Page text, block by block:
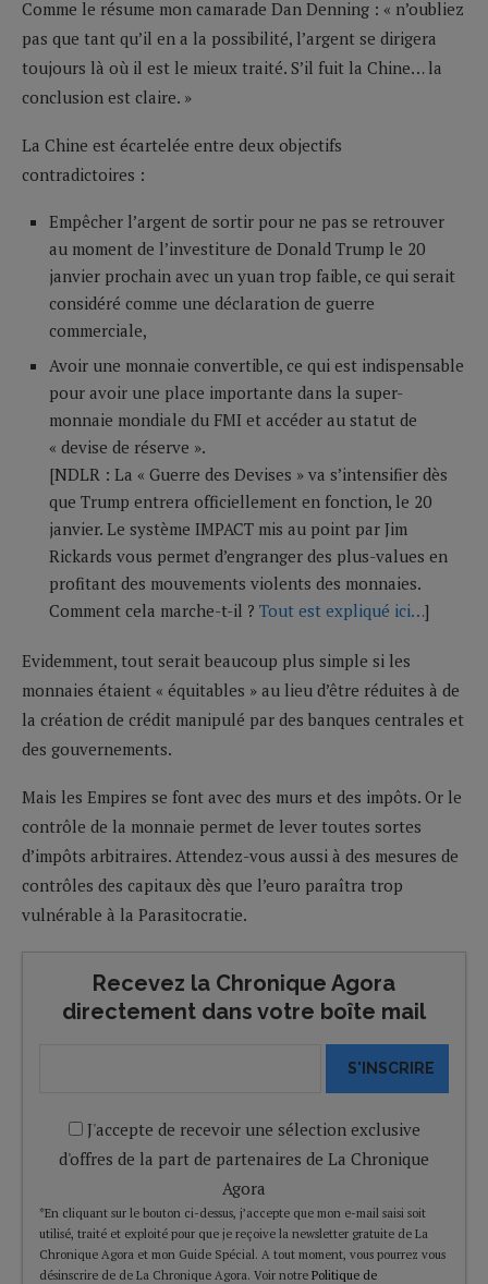
Comme le résume mon camarade Dan Denning : « n’oubliez
pas que tant qu’il en a la possibilité, l’argent se dirigera
toujours là où il est le mieux traité. S’il fuit la Chine… la
conclusion est claire. »
La Chine est écartelée entre deux objectifs
contradictoires :
Empêcher l’argent de sortir pour ne pas se retrouver
au moment de l’investiture de Donald Trump le 20
janvier prochain avec un yuan trop faible, ce qui serait
considéré comme une déclaration de guerre
commerciale,
Avoir une monnaie convertible, ce qui est indispensable
pour avoir une place importante dans la super-
monnaie mondiale du FMI et accéder au statut de
« devise de réserve ».
[NDLR : La « Guerre des Devises » va s’intensifier dès
que Trump entrera officiellement en fonction, le 20
janvier. Le système IMPACT mis au point par Jim
Rickards vous permet d’engranger des plus-values en
profitant des mouvements violents des monnaies.
Comment cela marche-t-il ? Tout est expliqué ici…]
Evidemment, tout serait beaucoup plus simple si les
monnaies étaient « équitables » au lieu d’être réduites à de
la création de crédit manipulé par des banques centrales et
des gouvernements.
Mais les Empires se font avec des murs et des impôts. Or le
contrôle de la monnaie permet de lever toutes sortes
d’impôts arbitraires. Attendez-vous aussi à des mesures de
contrôles des capitaux dès que l’euro paraîtra trop
vulnérable à la Parasitocratie.
Recevez la Chronique Agora
directement dans votre boîte mail
S'INSCRIRE
J'accepte de recevoir une sélection exclusive
d'offres de la part de partenaires de La Chronique
Agora
*En cliquant sur le bouton ci-dessus, j’accepte que mon e-mail saisi soit
utilisé, traité et exploité pour que je reçoive la newsletter gratuite de La
Chronique Agora et mon Guide Spécial. A tout moment, vous pourrez vous
désinscrire de de La Chronique Agora. Voir notre Politique de